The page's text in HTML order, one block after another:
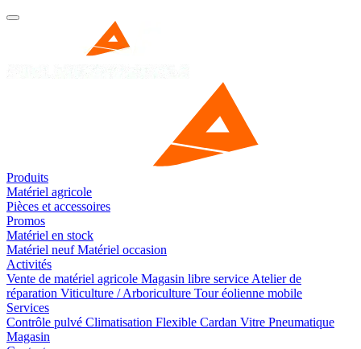
Produits
Matériel agricole
Pièces et accessoires
Promos
Matériel en stock
Matériel neufMatériel occasion
Activités
Vente de matériel agricole Magasin libre service Atelier de
réparation Viticulture / Arboriculture Tour éolienne mobile
Services
Contrôle pulvé Climatisation Flexible Cardan Vitre Pneumatique
Magasin